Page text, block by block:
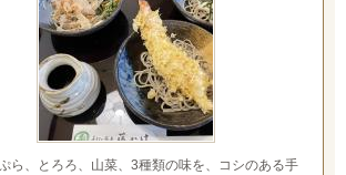
ら、とろろ、山菜、3種類の味を、コシのある手